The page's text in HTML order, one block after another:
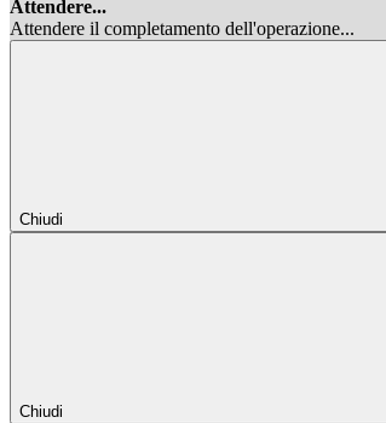
Attendere...
Attendere il completamento dell'operazione...
Chiudi
Chiudi